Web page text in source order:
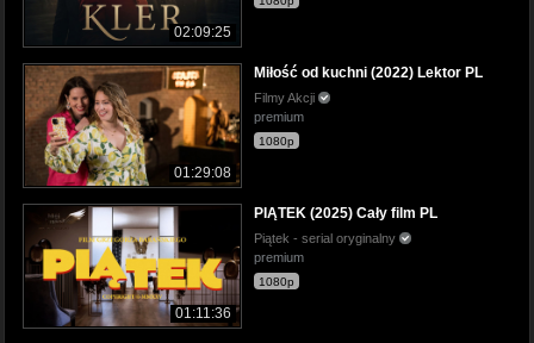
02:09:25
01:29:08
Miłość od kuchni (2022) Lektor PL
Filmy Akcji
premium
1080p
01:11:36
PIĄTEK (2025) Cały film PL
Piątek - serial oryginalny
premium
1080p